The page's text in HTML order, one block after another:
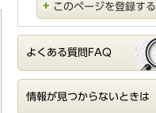
このページを登録する
よくある質問FAQ
情報が見つからないときは